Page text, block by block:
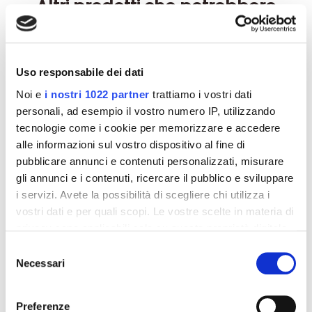
Uso responsabile dei dati
Noi e i nostri 1022 partner trattiamo i vostri dati
personali, ad esempio il vostro numero IP, utilizzando
tecnologie come i cookie per memorizzare e accedere
alle informazioni sul vostro dispositivo al fine di
pubblicare annunci e contenuti personalizzati, misurare
gli annunci e i contenuti, ricercare il pubblico e sviluppare
i servizi. Avete la possibilità di scegliere chi utilizza i
vostri dati e per quali scopi. Le vostre scelte in materia di
modificare o revocare il proprio consenso in qualsiasi
momento dalla Dichiarazione sui cookie o facendo clic
delNecessari
Preferenze
Altri prodotti che potrebbero
Amin 21 K al cacao - 21
bustine
Amin 21 K neutro